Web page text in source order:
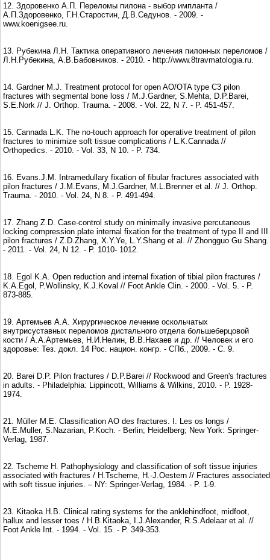
12. Здоровенко А.П. Переломы пилона - выбор импланта /
А.П.Здоровенко, Г.Н.Старостин, Д.В.Седунов. - 2009. -
www.koenigsee.ru.
13. Рубекина Л.Н. Тактика оперативного лечения пилонных переломов /
Л.Н.Рубекина, А.В.Бабовников. - 2010. - http://www.8travmatologia.ru.
14. Gardner M.J. Treatment protocol for open AO/OTA type C3 pilon
fractures with segmental bone loss / M.J.Gardner, S.Mehta, D.P.Barei,
S.E.Nork // J. Orthop. Trauma. - 2008. - Vol. 22, N 7. - P. 451-457.
15. Cannada L.K. The no-touch approach for operative treatment of pilon
fractures to minimize soft tissue complications / L.K.Cannada //
Orthopedics. - 2010. - Vol. 33, N 10. - P. 734.
16. Evans.J.M. Intramedullary fixation of fibular fractures associated with
pilon fractures / J.M.Evans, M.J.Gardner, M.L.Brenner et al. // J. Orthop.
Trauma. - 2010. - Vol. 24, N 8. - P. 491-494.
17. Zhang Z.D. Case-control study on minimally invasive percutaneous
locking compression plate internal fixation for the treatment of type II and III
pilon fractures / Z.D.Zhang, X.Y.Ye, L.Y.Shang et al. // Zhongguo Gu Shang.
- 2011. - Vol. 24, N 12. - P. 1010- 1012.
18. Egol K.A. Open reduction and internal fixation of tibial pilon fractures /
K.A.Egol, P.Wollinsky, K.J.Koval // Foot Ankle Clin. - 2000. - Vol. 5. - P.
873-885.
19. Артемьев А.А. Хирургическое лечение оскольчатых
внутрисуставных переломов дистального отдела большеберцовой
кости / А.А.Артемьев, Н.И.Нелин, В.В.Нахаев и др. // Человек и его
здоровье: Тез. докл. 14 Рос. национ. конгр. - СПб., 2009. - С. 9.
20. Barei D.P. Pilon fractures / D.P.Barei // Rockwood and Green's fractures
in adults. - Philadelphia: Lippincott, Williams & Wilkins, 2010. - P. 1928-
1974.
21. Müller M.E. Classification AO des fractures. I. Les os longs /
M.E.Muller, S.Nazarian, P.Koch. - Berlin; Heidelberg; New York: Springer-
Verlag, 1987.
22. Tscherne H. Pathophysiology and classification of soft tissue injuries
associated with fractures / H.Tscherne, H.-J.Oestern // Fractures associated
with soft tissue injuries. – NY: Springer-Verlag, 1984. - P. 1-9.
23. Kitaoka H.B. Clinical rating systems for the anklehindfoot, midfoot,
hallux and lesser toes / H.B.Kitaoka, I.J.Alexander, R.S.Adelaar et al. //
Foot Ankle Int. - 1994. - Vol. 15. - P. 349-353.